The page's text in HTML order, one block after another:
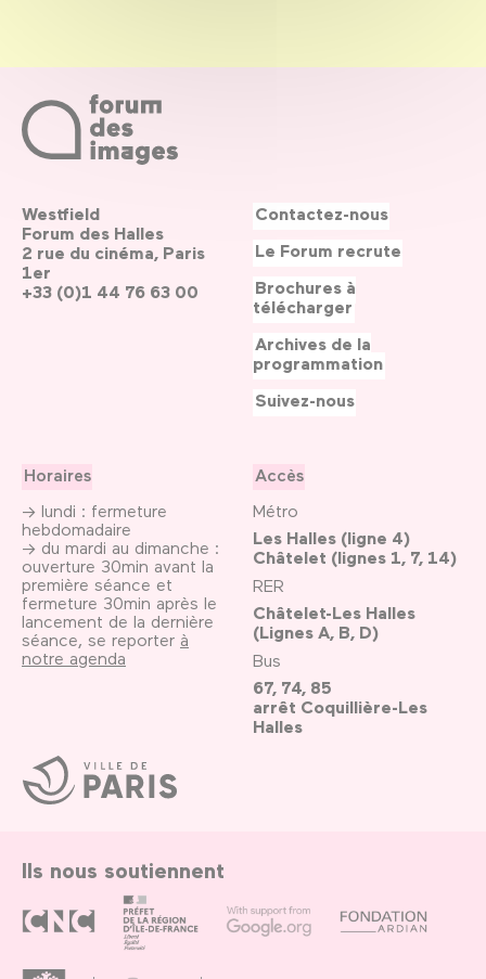
Ville
de
Paris
Westfield
Forum des Halles
2 rue du cinéma, Paris
1er
+33 (0)1 44 76 63 00
Horaires
→ lundi : fermeture
hebdomadaire
→ du mardi au dimanche :
ouverture 30min avant la
première séance et
fermeture 30min après le
lancement de la dernière
séance, se reporter à
notre agenda
Accès
Métro
Les Halles (ligne 4)
Châtelet (lignes 1, 7, 14)
RER
Châtelet-Les Halles
(Lignes A, B, D)
Bus
67, 74, 85
arrêt Coquillière-Les
Halles
Contactez-nous
Le Forum recrute
Brochures à
télécharger
Archives de la
programmation
Suivez-nous
Ils nous soutiennent